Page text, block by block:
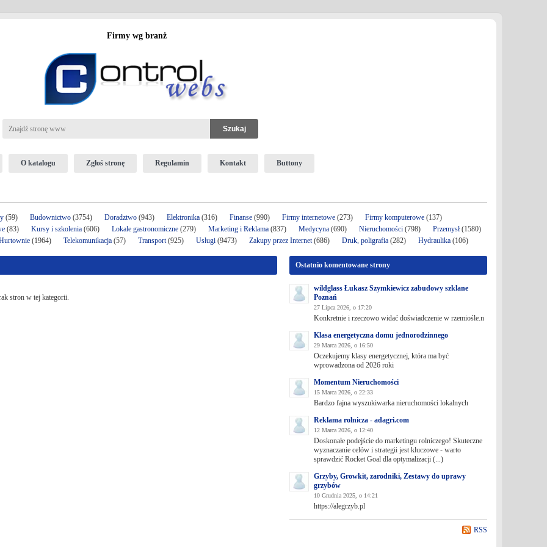
Firmy wg branż
O katalogu Zgłoś stronę Regulamin Kontakt Buttony
(59) Budownictwo (3754) Doradztwo (943) Elektronika (316) Finanse (990) Firmy internetowe (273) Firmy komputerowe (137)
(83) Kursy i szkolenia (606) Lokale gastronomiczne (279) Marketing i Reklama (837) Medycyna (690) Nieruchomości (798) Przemysł(1580)
(1964) Telekomunikacja (57) Transport(925) Usługi (9473) Zakupy przez Internet(686) Druk, poligrafia (282) Hydraulika (106)
stron w tej kategorii.
Ostatnio komentowane strony
wildglass Łukasz Szymkiewicz zabudowy szklane
Poznań
27 Lipca 2026, o 17:20
Konkretnie i rzeczowo widać doświadczenie w rzemiośle.n
Klasa energetyczna domu jednorodzinnego
29 Marca 2026, o 16:50
Oczekujemy klasy energetycznej, która ma być
wprowadzona od 2026 roki
Momentum Nieruchomości
15 Marca 2026, o 22:33
Bardzo fajna wyszukiwarka nieruchomości lokalnych
Reklama rolnicza - adagri.com
12 Marca 2026, o 12:40
Doskonałe podejście do marketingu rolniczego! Skuteczne
wyznaczanie celów i strategii jest kluczowe - warto
sprawdzić Rocket Goal dla optymalizacji (...)
Grzyby, Growkit, zarodniki, Zestawy do uprawy
grzybów
10 Grudnia 2025, o 14:21
https://alegrzyb.pl
RSS